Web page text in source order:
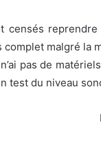
censés
malgré la
pas de
test du niveau